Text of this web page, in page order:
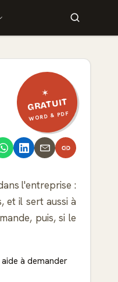
✶
GRATUIT
WORD & PDF
l'entreprise :
et il sert aussi à
puis, si le
à demander